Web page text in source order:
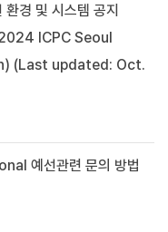
경 및 시스템 공지
ICPC Seoul
(Last updated: Oct.
예선관련 문의 방법